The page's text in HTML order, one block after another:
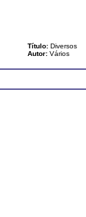
Título: Diversos
Autor: Vários